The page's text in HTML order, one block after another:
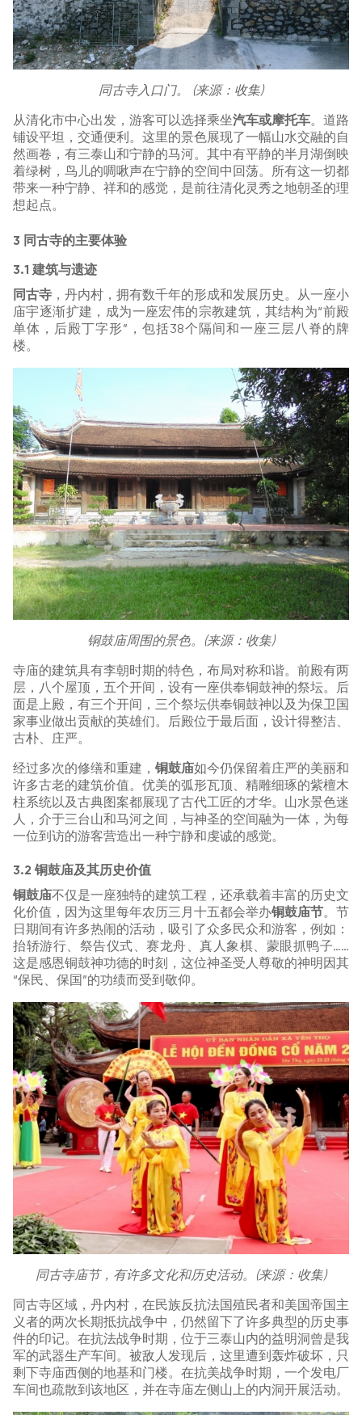
同古寺入口门。 (来源：收集)
从清化市中心出发，游客可以选择乘坐汽车或摩托车。道路
铺设平坦，交通便利。这里的景色展现了一幅山水交融的自
然画卷，有三泰山和宁静的马河。其中有平静的半月湖倒映
着绿树，鸟儿的啁啾声在宁静的空间中回荡。所有这一切都
带来一种宁静、祥和的感觉，是前往清化灵秀之地朝圣的理
想起点。
3 同古寺的主要体验
3.1 建筑与遗迹
同古寺 ，丹内村，拥有数千年的形成和发展历史。从一座小
庙宇逐渐扩建，成为一座宏伟的宗教建筑，其结构为“前殿
单体，后殿丁字形”，包括38个隔间和一座三层八脊的牌
楼。
铜鼓庙周围的景色。(来源：收集)
寺庙的建筑具有李朝时期的特色，布局对称和谐。前殿有两
层，八个屋顶，五个开间，设有一座供奉铜鼓神的祭坛。后
面是上殿，有三个开间，三个祭坛供奉铜鼓神以及为保卫国
家事业做出贡献的英雄们。后殿位于最后面，设计得整洁、
古朴、庄严。
经过多次的修缮和重建， 铜鼓庙如今仍保留着庄严的美丽和
许多古老的建筑价值。优美的弧形瓦顶、精雕细琢的紫檀木
柱系统以及古典图案都展现了古代工匠的才华。山水景色迷
人，介于三台山和马河之间，与神圣的空间融为一体，为每
一位到访的游客营造出一种宁静和虔诚的感觉。
3.2 铜鼓庙及其历史价值
铜鼓庙不仅是一座独特的建筑工程，还承载着丰富的历史文
化价值，因为这里每年农历三月十五都会举办铜鼓庙节。节
日期间有许多热闹的活动，吸引了众多民众和游客，例如：
抬轿游行、祭告仪式、赛龙舟、真人象棋、蒙眼抓鸭子……
这是感恩铜鼓神功德的时刻，这位神圣受人尊敬的神明因其
“保民、保国”的功绩而受到敬仰。
同古寺庙节，有许多文化和历史活动。(来源：收集)
同古寺区域，丹内村，在民族反抗法国殖民者和美国帝国主
义者的两次长期抵抗战争中，仍然留下了许多典型的历史事
件的印记。在抗法战争时期，位于三泰山内的益明洞曾是我
军的武器生产车间。被敌人发现后，这里遭到轰炸破坏，只
剩下寺庙西侧的地基和门楼。在抗美战争时期，一个发电厂
车间也疏散到该地区，并在寺庙左侧山上的内洞开展活动。